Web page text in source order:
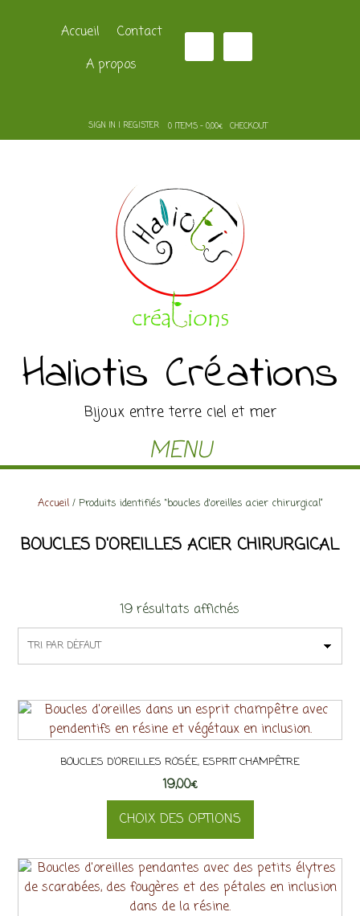
Accueil
Contact
A propos
SIGN IN | REGISTER 0 ITEMS - 0,00€ CHECKOUT
Haliotis Créations
Bijoux entre terre ciel et mer
MENU
Accueil/ Produits identifiés “boucles d'oreilles acier chirurgical”
BOUCLES D'OREILLES ACIER CHIRURGICAL
19 résultats affichés
BOUCLES D’OREILLES ROSÉE, ESPRIT CHAMPÊTRE
19,00€
CHOIX DES OPTIONS
produit
a
plusieurs